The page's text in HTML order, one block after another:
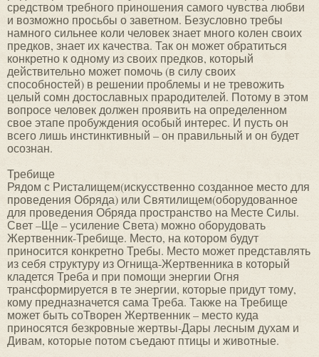
средством требного приношения самого чувства любви
и возможно просьбы о заветном. Безусловно требы
намного сильнее коли человек знает много колен своих
предков, знает их качества. Так он может обратиться
конкретно к одному из своих предков, который
действительно может помочь (в силу своих
способностей) в решении проблемы и не тревожить
целый сомн достославных прародителей. Потому в этом
вопросе человек должен проявить на определенном
свое этапе пробуждения особый интерес. И пусть он
всего лишь инстинктивный – он правильный и он будет
осознан.
Требище
Рядом с Ристалищем(искусственно созданное место для
проведения Обряда) или Святилищем(оборудованное
для проведения Обряда пространство на Месте Силы.
Свет –Ще – усиление Света) можно оборудовать
Жертвенник-Требище. Место, на котором будут
приносится конкретно Требы. Место может представлять
из себя структуру из Огнища-Жертвенника в который
кладется Треба и при помощи энергии Огня
трансформируется в те энергии, которые придут тому,
кому предназначется сама Треба. Также на Требище
может быть соТворен Жертвенник – место куда
приносятся безкровные жертвы-Дары лесным духам и
Дивам, которые потом съедают птицы и животные.